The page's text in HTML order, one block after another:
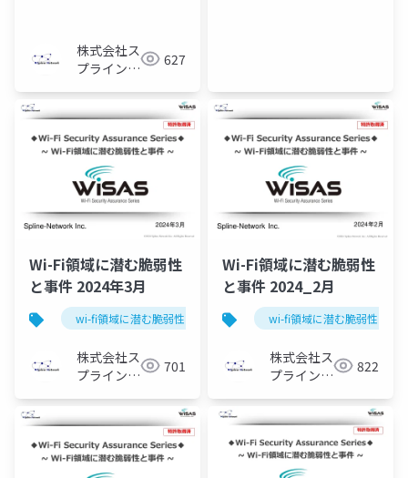
株式会社ス
プライン・
627
Wi-Fi領域に潜む脆弱性
と事件 2024年3月
wi-fi領域に潜む脆弱性と事件
株式会社ス
プライン・
701
Wi-Fi領域に潜む脆弱性
と事件 2024_2月
wi-fi領域に潜む脆弱性と事
株式会社ス
プライン・
822